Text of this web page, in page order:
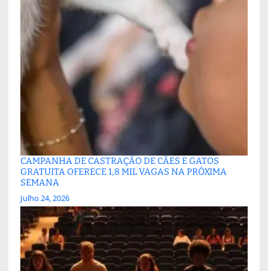
CAMPANHA DE CASTRAÇÃO DE CÃES E GATOS
GRATUITA OFERECE 1,8 MIL VAGAS NA PRÓXIMA
SEMANA
Julho 24, 2026